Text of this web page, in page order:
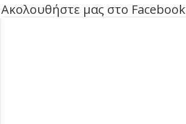
Ακολουθήστε μας στο Facebook